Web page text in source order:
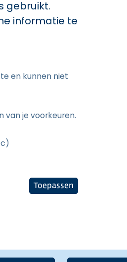
gebruikt.
informatie te
en kunnen niet
van je voorkeuren.
Toepassen